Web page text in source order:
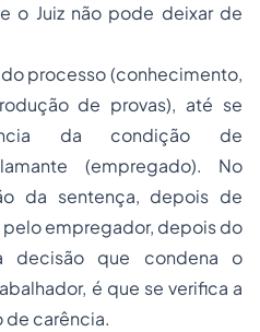
o Juiz não pode deixar de
processo (conhecimento,
de provas), até se
da condição de
(empregado). No
da sentença, depois de
pelo empregador, depois do
decisão que condena o
é que se verifica a
de carência.